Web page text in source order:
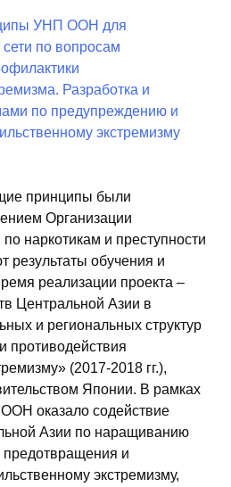
принципы были
Организации
наркотикам и преступности
обучения и
реализации проекта –
Центральной Азии в
и региональных структур
противодействия
(2017-2018 гг.),
Японии. В рамках
оказало содействие
Азии по наращиванию
предотвращения и
экстремизму,